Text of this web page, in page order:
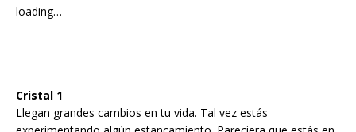
loading…
Cristal 1
Llegan grandes cambios en tu vida. Tal vez estás